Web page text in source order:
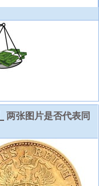
两张图片是否代表同